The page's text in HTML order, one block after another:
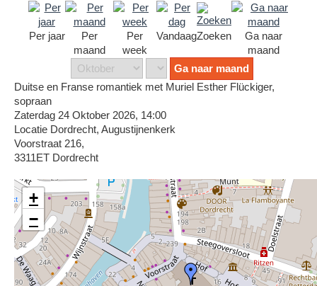
Per jaar
Per
maand
Per
week
VandaagZoeken
Ga naar
maand
Ga naar maand
Duitse en Franse romantiek met Muriel Esther Flückiger,
sopraan
Zaterdag 24 Oktober 2026, 14:00
Locatie Dordrecht, Augustijnenkerk
Voorstraat 216,
3311ET Dordrecht
+
−